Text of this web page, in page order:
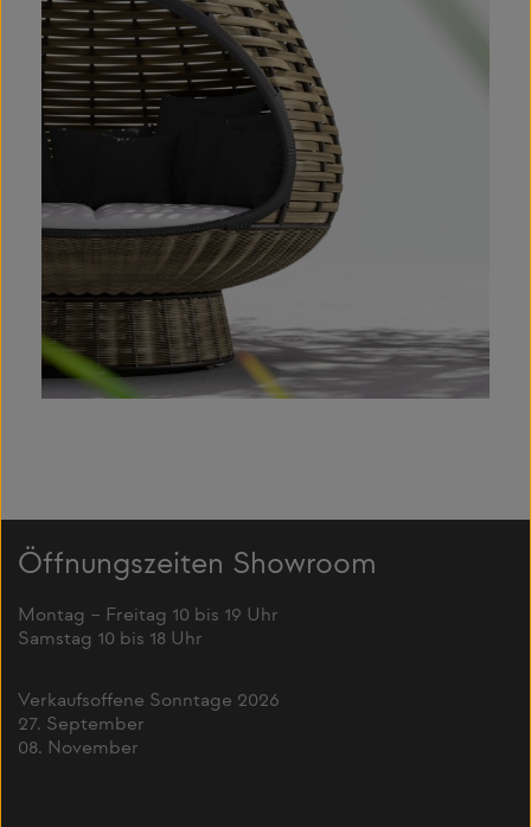
Öffnungszeiten Showroom
Montag – Freitag 10 bis 19 Uhr
Samstag 10 bis 18 Uhr
Verkaufsoffene Sonntage 2026
27. September
08. November